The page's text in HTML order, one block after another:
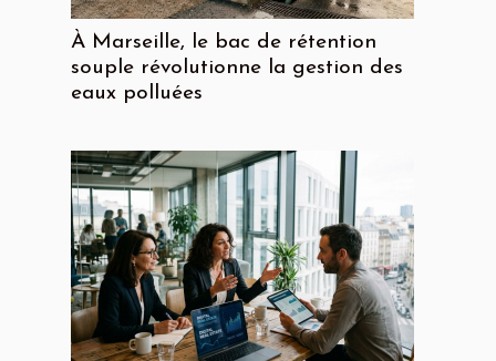
À Marseille, le bac de rétention
souple révolutionne la gestion des
eaux polluées